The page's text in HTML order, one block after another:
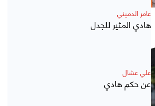
عامر الدميني
هادي المثير للجدل
علي عشال
عن حكم هادي